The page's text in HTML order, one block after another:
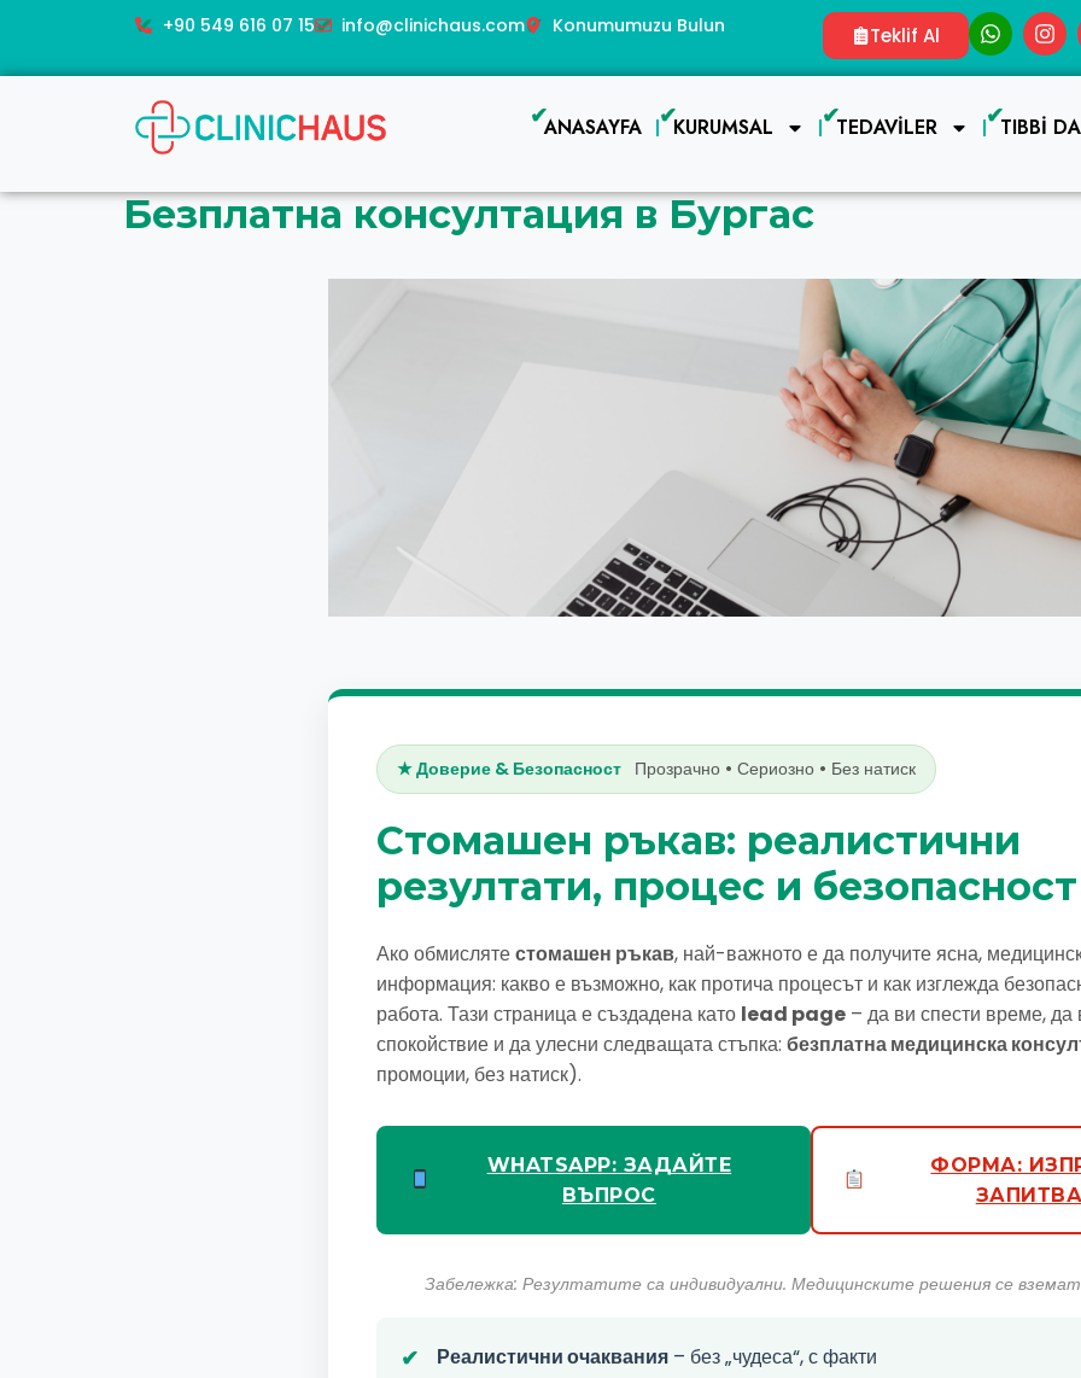
+90 549 616 07 15 info@clinichaus.com Konumumuzu Bulun Teklif Al
ANASAYFA KURUMSAL TEDAVILER TIBBI
Безплатна консултация в Бургас
★ Доверие & Безопасност Прозрачно • Сериозно • Без натиск
Стомашен ръкав: реалистични
резултати, процес и безопасност
Ако обмислятестомашен ръкав, най-важното е да получите ясна,
информация: какво е възможно, как протича процесът и как изглежда
работа. Тази страница е създадена като lead page – да ви спести време, да
спокойствие и да улесни следващата стъпка: безплатна медицинска
промоции, без натиск).
WHATSAPP: ЗАДАЙТЕ
ВЪПРОС
ФОРМА:
Забележка: Резултатите са индивидуални. Медицинските решения се вземат
Реалистични очаквания – без „чудеса“, с факти